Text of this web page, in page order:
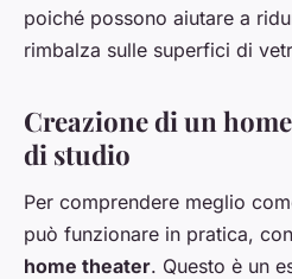
poiché possono aiutare a
rimbalza sulle superfici di
Creazione di un
di studio
Per comprendere meglio
può funzionare in pratica,
home theater. Questo è un